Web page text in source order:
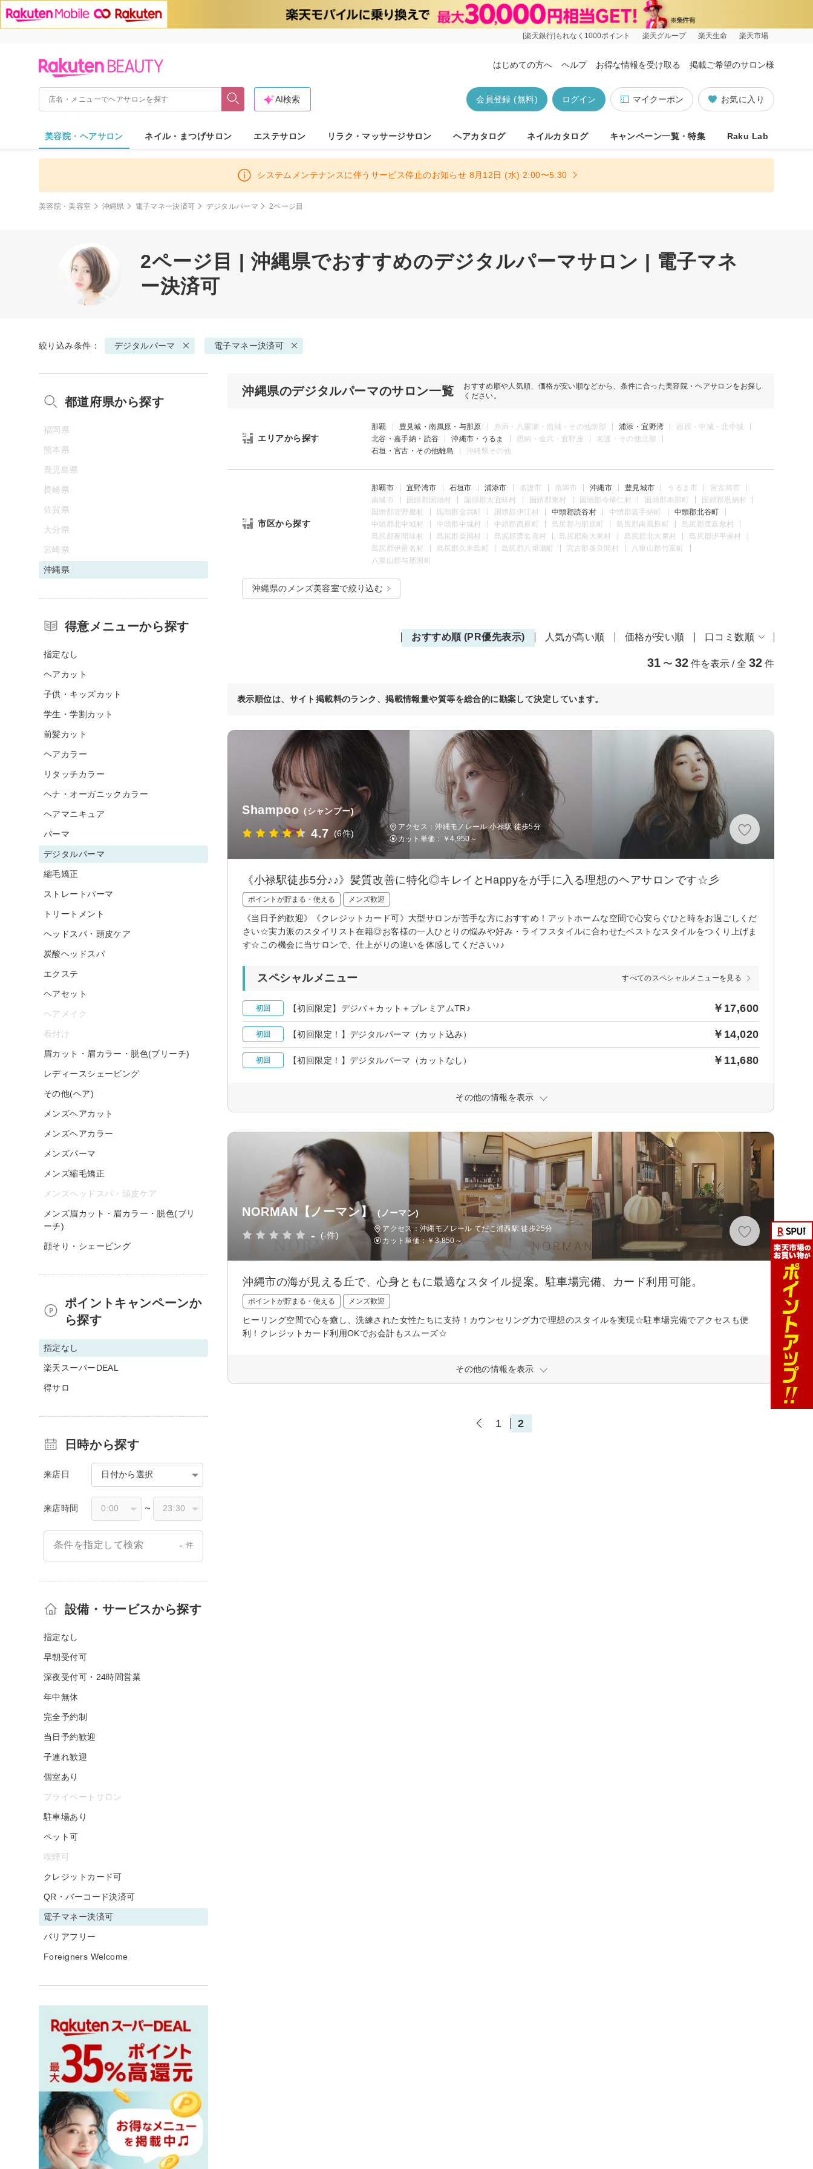
[楽天銀行]もれなく1000ポイント 楽天グループ 楽天生命 楽天市場
はじめての方へ ヘルプ お得な情報を受け取る 掲載ご希望のサロン様
お気に入り
マイクーポン
ログイン
会員登録 (無料)
AI検索
美容院・ヘアサロン ネイル・まつげサロン エステサロン リラク・マッサージサロン ヘアカタログ ネイルカタログ キャンペーン一覧・特集 Raku Lab
システムメンテナンスに伴うサービス停止のお知らせ 8月12日 (水) 2:00〜5:30
美容院・美容室 沖縄県 電子マネー決済可 デジタルパーマ 2ページ目
2ページ目 | 沖縄県でおすすめのデジタルパーマサロン | 電子マネ
ー決済可
絞り込み条件： デジタルパーマ 電子マネー決済可
沖縄県のデジタルパーマのサロン一覧
おすすめ順や人気順、価格が安い順などから、条件に合った美容院・ヘアサロンをお探し
ください。
エリアから探す
那覇 豊見城・南風原・与那原 糸満・八重瀬・南城・その他南部 浦添・宜野湾
西原・中城・北中城
北谷・嘉手納・読谷
沖縄市・うるま 恩納・金武・宜野座
名護・その他北部
石垣・宮古・その他離島
沖縄県その他
市区から探す
那覇市 宜野湾市 石垣市 浦添市 名護市 糸満市 沖縄市 豊見城市 うるま市
宮古島市
南城市
国頭郡国頭村 国頭郡大宜味村 国頭郡東村 国頭郡今帰仁村 国頭郡本部町
国頭郡恩納村
国頭郡宜野座村
国頭郡金武町 国頭郡伊江村 中頭郡読谷村 中頭郡嘉手納町
中頭郡北谷町
中頭郡北中城村
中頭郡中城村 中頭郡西原町 島尻郡与那原町 島尻郡南風原町
島尻郡渡嘉敷村
島尻郡座間味村
島尻郡粟国村 島尻郡渡名喜村 島尻郡南大東村 島尻郡北大東村
島尻郡伊平屋村
島尻郡伊是名村
島尻郡久米島町 島尻郡八重瀬町 宮古郡多良間村
八重山郡竹富町
八重山郡与那国町
沖縄県のメンズ美容室で絞り込む
おすすめ順 (PR優先表示) 人気が高い順 価格が安い順 口コミ数順
31 〜 32 件を表示 / 全 32 件
表示順位は、サイト掲載料のランク、掲載情報量や質等を総合的に勘案して決定しています。
Shampoo (シャンプー)
4.7 (6件)
アクセス：沖縄モノレール 小禄駅 徒歩5分
カット単価：
￥4,950～
《小禄駅徒歩5分♪♪》髪質改善に特化◎キレイとHappyをが手に入る理想のヘアサロンです☆彡
ポイントが貯まる・使える メンズ歓迎
《当日予約歓迎》《クレジットカード可》大型サロンが苦手な方におすすめ！アットホームな空間で心安らぐひと時をお過ごしくだ
さい☆実力派のスタイリスト在籍◎お客様の一人ひとりの悩みや好み・ライフスタイルに合わせたベストなスタイルをつくり上げま
す☆この機会に当サロンで、仕上がりの違いを体感してください♪♪
スペシャルメニュー すべてのスペシャルメニューを見る
初回 【初回限定】デジパ＋カット＋プレミアムTR♪ ￥17,600
初回 【初回限定！】デジタルパーマ（カット込み） ￥14,020
初回 【初回限定！】デジタルパーマ（カットなし） ￥11,680
その他の情報を表示
NORMAN【ノーマン】 (ノーマン)
- (-件)
アクセス：沖縄モノレール てだこ浦西駅 徒歩25分
カット単価：￥3,850～
沖縄市の海が見える丘で、心身ともに最適なスタイル提案。駐車場完備、カード利用可能。
ポイントが貯まる・使える メンズ歓迎
ヒーリング空間で心を癒し、洗練された女性たちに支持！カウンセリング力で理想のスタイルを実現☆駐車場完備でアクセスも便
利！クレジットカード利用OKでお会計もスムーズ☆
その他の情報を表示
1 2
都道府県から探す
福岡県
熊本県
鹿児島県
長崎県
佐賀県
大分県
宮崎県
沖縄県
得意メニューから探す
指定なし
ヘアカット
子供・キッズカット
学生・学割カット
前髪カット
ヘアカラー
リタッチカラー
ヘナ・オーガニックカラー
ヘアマニキュア
パーマ
デジタルパーマ
縮毛矯正
ストレートパーマ
トリートメント
ヘッドスパ・頭皮ケア
炭酸ヘッドスパ
エクステ
ヘアセット
ヘアメイク
着付け
眉カット・眉カラー・脱色(ブリーチ)
レディースシェービング
その他(ヘア)
メンズヘアカット
メンズヘアカラー
メンズパーマ
メンズ縮毛矯正
メンズヘッドスパ・頭皮ケア
メンズ眉カット・眉カラー・脱色(ブリ
ーチ)
顔そり・シェービング
ポイントキャンペーンか
ら探す
指定なし
楽天スーパーDEAL
得サロ
日時から探す
来店日 日付から選択
来店時間 〜
条件を指定して検索 - 件
設備・サービスから探す
指定なし
早朝受付可
深夜受付可・24時間営業
年中無休
完全予約制
当日予約歓迎
子連れ歓迎
個室あり
プライベートサロン
駐車場あり
ペット可
喫煙可
クレジットカード可
QR・バーコード決済可
電子マネー決済可
バリアフリー
Foreigners Welcome